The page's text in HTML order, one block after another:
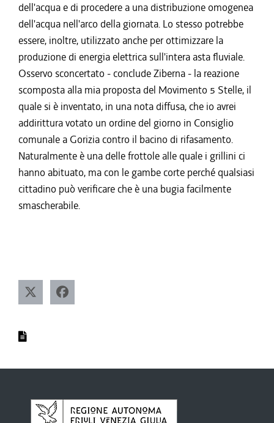
dell'acqua e di procedere a una distribuzione omogenea
dell'acqua nell'arco della giornata. Lo stesso potrebbe
essere, inoltre, utilizzato anche per ottimizzare la
produzione di energia elettrica sull'intera asta fluviale.
Osservo sconcertato - conclude Ziberna - la reazione
scomposta alla mia proposta del Movimento 5 Stelle, il
quale si è inventato, in una nota diffusa, che io avrei
addirittura votato un ordine del giorno in Consiglio
comunale a Gorizia contro il bacino di rifasamento.
Naturalmente è una delle frottole alle quale i grillini ci
hanno abituato, ma con le gambe corte perché qualsiasi
cittadino può verificare che è una bugia facilmente
smascherabile.